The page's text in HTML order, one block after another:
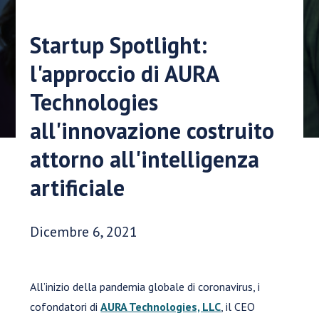
Startup Spotlight:
l'approccio di AURA
Technologies
all'innovazione costruito
attorno all'intelligenza
artificiale
Data di pubblicazione:
Dicembre 6, 2021
All’inizio della pandemia globale di coronavirus, i
cofondatori diAURA Technologies, LLC , il CEO